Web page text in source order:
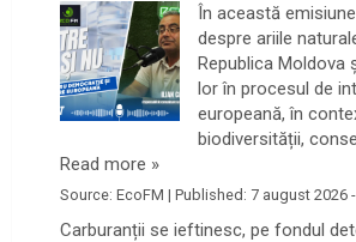
În această
despre ariile
Republica Moldova
lor în procesul de
europeană, în
biodiversității,
Read more »
Source:EcoFM |Published: 7 august 2026
Carburanții se ieftinesc, pe fondul